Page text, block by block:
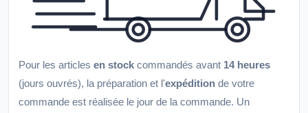
Pour les articles en stock commandés avant 14 heures
(jours ouvrés), la préparation et l'expédition de votre
commande est réalisée le jour de la commande. Un